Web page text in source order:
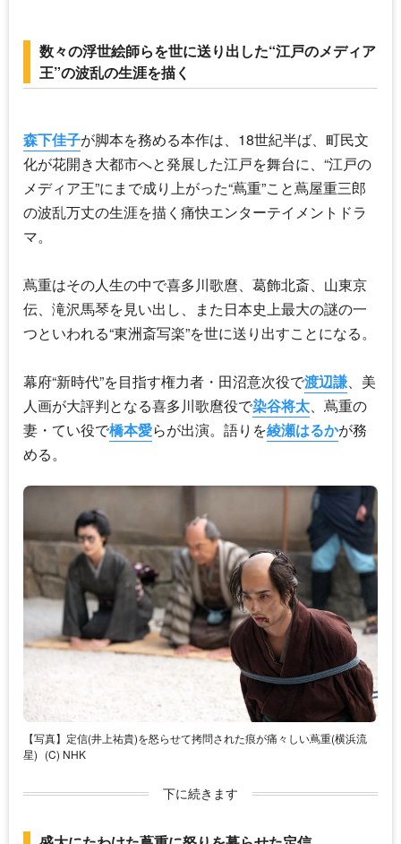
数々の浮世絵師らを世に送り出した“江戸のメディア
王”の波乱の生涯を描く
森下佳子が脚本を務める本作は、18世紀半ば、町民文
化が花開き大都市へと発展した江戸を舞台に、“江戸の
メディア王”にまで成り上がった“蔦重”こと蔦屋重三郎
の波乱万丈の生涯を描く痛快エンターテイメントドラ
マ。
蔦重はその人生の中で喜多川歌麿、葛飾北斎、山東京
伝、滝沢馬琴を見い出し、また日本史上最大の謎の一
つといわれる“東洲斎写楽”を世に送り出すことになる。
幕府“新時代”を目指す権力者・田沼意次役で渡辺謙、美
人画が大評判となる喜多川歌麿役で染谷将太、蔦重の
妻・てい役で橋本愛らが出演。語りを綾瀬はるかが務
める。
【写真】定信(井上祐貴)を怒らせて拷問された痕が痛々しい蔦重(横浜流
星) (C) NHK
下に続きます